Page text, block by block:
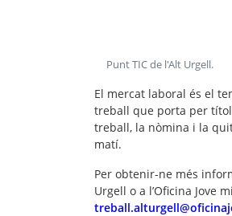
Punt TIC de l'Alt Urgell.
El mercat laboral és el
treball que porta per títol
treball, la nòmina i la
matí.
Per obtenir-ne més
Urgell o a l’Oficina Jove